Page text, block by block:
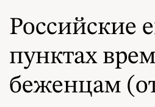
Российские
пунктах
беженцам